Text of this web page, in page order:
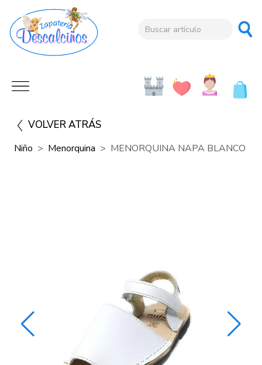
VOLVER ATRÁS
Niño Menorquina MENORQUINA NAPA BLANCO